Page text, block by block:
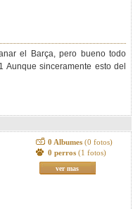
el Barça, pero bueno todo
sinceramente esto del
0 Albumes (0 fotos)
0 perros (1 fotos)
ver mas